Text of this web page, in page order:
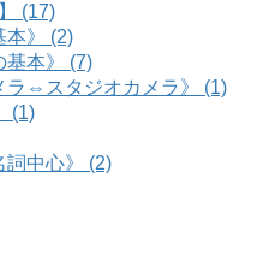
(17)
本》 (2)
基本》 (7)
ラ⇔スタジオカメラ》 (1)
(1)
詞中心》 (2)